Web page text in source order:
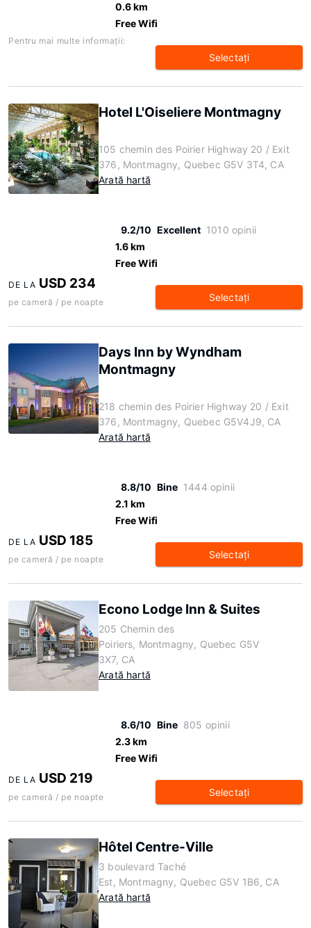
0.6 km
Free Wifi
Pentru mai multe informaţii:
Selectaţi
Hotel L'Oiseliere Montmagny
105 chemin des Poirier Highway 20 / Exit
376, Montmagny, Quebec G5V 3T4, CA
Arată hartă
9.2/10 Excellent 1010 opinii
1.6 km
Free Wifi
DE LA USD 234
pe cameră / pe noapte Selectaţi
Days Inn by Wyndham
Montmagny
218 chemin des Poirier Highway 20 / Exit
376, Montmagny, Quebec G5V4J9, CA
Arată hartă
8.8/10 Bine 1444 opinii
2.1 km
Free Wifi
DE LA USD 185
pe cameră / pe noapte Selectaţi
Econo Lodge Inn & Suites
205 Chemin des
Poiriers, Montmagny, Quebec G5V
3X7, CA
Arată hartă
8.6/10 Bine 805 opinii
2.3 km
Free Wifi
DE LA USD 219
pe cameră / pe noapte Selectaţi
Hôtel Centre-Ville
3 boulevard Taché
Est, Montmagny, Quebec G5V 1B6, CA
Arată hartă